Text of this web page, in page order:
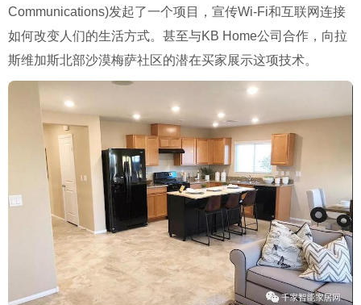
Communications)发起了一个项目，宣传Wi-Fi和互联网连接
如何改变人们的生活方式。甚至与KB Home公司合作，向拉
斯维加斯北部沙漠梅萨社区的潜在买家展示这项技术。